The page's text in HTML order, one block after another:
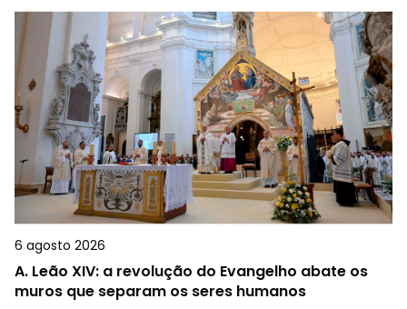
6 agosto 2026
A. Leão XIV: a revolução do Evangelho abate os
muros que separam os seres humanos